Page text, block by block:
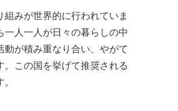
みが世界的に行われていま
人一人が日々の暮らしの中
が積み重なり合い、やがて
この国を挙げて推奨される